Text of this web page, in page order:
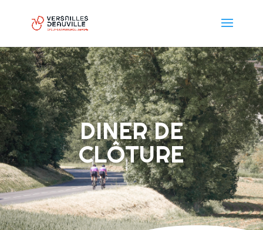
DINER DE
CLÔTURE